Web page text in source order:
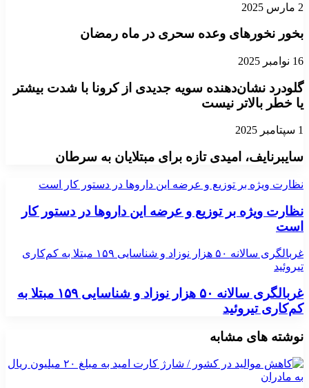
2 مارس 2025
بخور نخورهای وعده سحری در ماه رمضان
16 نوامبر 2025
گلودرد نشان‌دهنده سویه جدیدی از کرونا با شدت بیشتر
یا خطر بالاتر نیست
1 سپتامبر 2025
سایبرنایف، امیدی تازه برای مبتلایان به سرطان
نظارت ویژه بر توزیع و عرضه این داروها در دستور کار است
نظارت ویژه بر توزیع و عرضه این داروها در دستور کار
است
غربالگری سالانه ۵۰ هزار نوزاد و شناسایی ۱۵۹ مبتلا به کم‌کاری
تیروئید
غربالگری سالانه ۵۰ هزار نوزاد و شناسایی ۱۵۹ مبتلا به
کم‌کاری تیروئید
نوشته های مشابه